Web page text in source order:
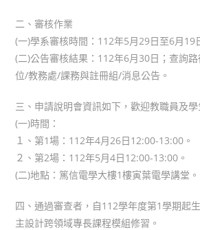
二、審核作業
(一)學系審核時間：112年5月29日至6月19
(二)公告審核結果：112年6月30日；查詢
位/教務處/課務與註冊組/消息公告。
三、申請說明會資訊如下，歡迎教職員及學
(一)時間：
１、第1場：112年4月26日12:00-13:00。
２、第2場：112年5月4日12:00-13:00。
(二)地點：篤信電學大樓1樓寅葉電學講堂。
四、通過審查者，自112學年度第1學期起
主設計跨領域專長課程模組修習。